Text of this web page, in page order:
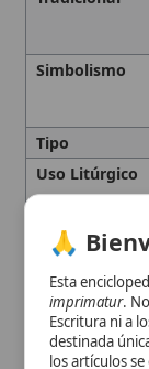
El
🙏
Esta
imprimatur
. No
Escritura ni a los
destinada
los artículos se
colegios o
Se insta a
del menú
ha leído y
aviso legal